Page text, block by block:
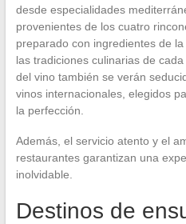
desde especialidades
provenientes de los cuatro
preparado con ingredientes de
las tradiciones culinarias de
del vino también se verán
vinos internacionales, elegidos
la perfección.
Además, el servicio atento y el
restaurantes garantizan una
inolvidable.
Destinos de